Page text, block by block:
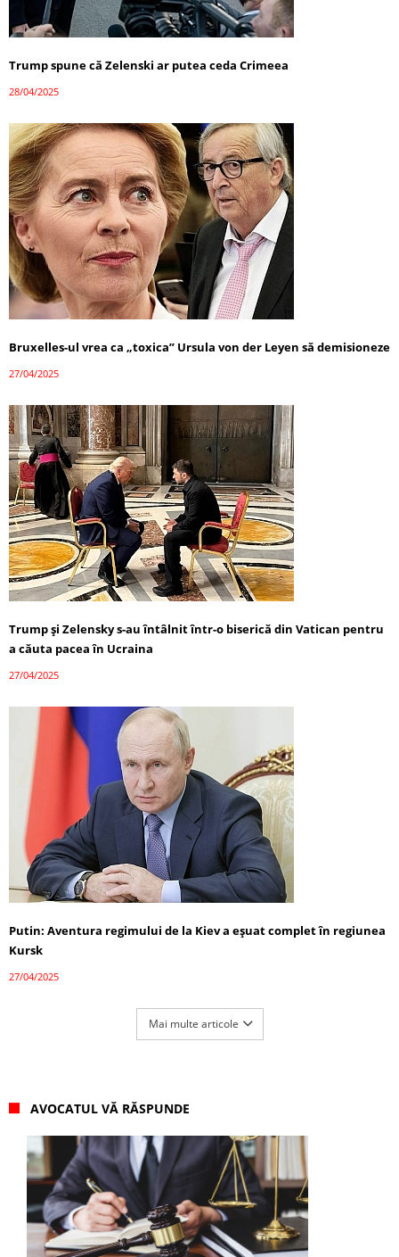
Trump spune că Zelenski ar putea ceda Crimeea
28/04/2025
Bruxelles-ul vrea ca „toxica” Ursula von der Leyen să demisioneze
27/04/2025
Trump și Zelensky s-au întâlnit într-o biserică din Vatican pentru
a căuta pacea în Ucraina
27/04/2025
Putin: Aventura regimului de la Kiev a eșuat complet în regiunea
Kursk
27/04/2025
Mai multe articole
AVOCATUL VĂ RĂSPUNDE